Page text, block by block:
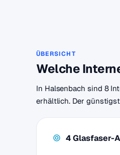
ÜBERSICHT
Welche
In Halsenbach sind 8
erhältlich. Der
4 Glasfaser-